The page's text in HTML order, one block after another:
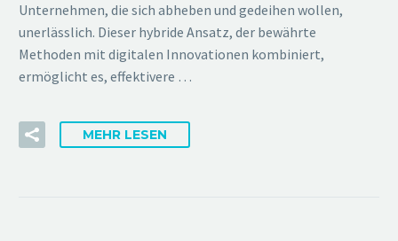
Unternehmen, die sich abheben und gedeihen wollen,
unerlässlich. Dieser hybride Ansatz, der bewährte
Methoden mit digitalen Innovationen kombiniert,
ermöglicht es, effektivere …
MEHR LESEN